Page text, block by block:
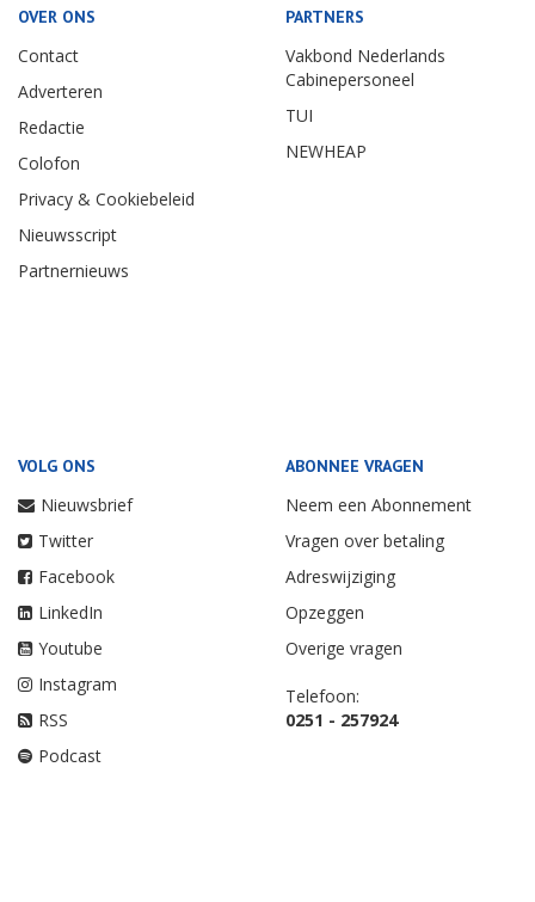
OVER ONS
Contact
Adverteren
Redactie
Colofon
Privacy & Cookiebeleid
Nieuwsscript
Partnernieuws
PARTNERS
Vakbond Nederlands
Cabinepersoneel
TUI
NEWHEAP
VOLG ONS
Nieuwsbrief
Twitter
Facebook
LinkedIn
Youtube
Instagram
RSS
Podcast
ABONNEE VRAGEN
Neem een Abonnement
Vragen over betaling
Adreswijziging
Opzeggen
Overige vragen
Telefoon:
0251 - 257924